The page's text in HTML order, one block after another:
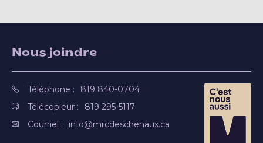
Nous joindre
Téléphone :
819 840-0704
Télécopieur :
819 295-5117
Courriel :
info@mrcdeschenaux.ca